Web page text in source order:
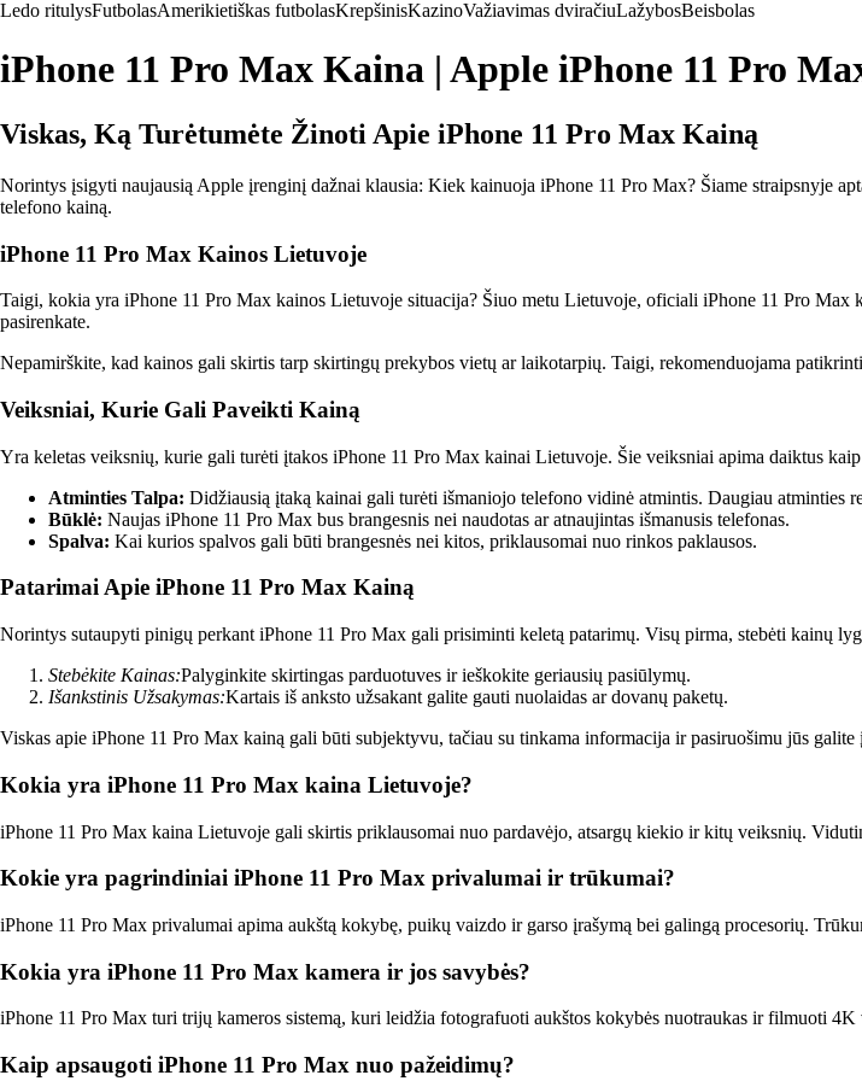
Ledo ritulysFutbolasAmerikietiškas futbolasKrepšinisKazinoVažiavimas dviračiuLažybosBeisbolas
iPhone 11 Pro Max Kaina | Apple iPhone 11 Pro
Viskas, Ką Turėtumėte Žinoti Apie iPhone 11 Pro Max Kainą
Norintys įsigyti naujausią Apple įrenginį dažnai klausia: Kiek kainuoja iPhone 11 Pro Max? Šiame straipsnyje
telefono kainą.
iPhone 11 Pro Max Kainos Lietuvoje
Taigi, kokia yra iPhone 11 Pro Max kainos Lietuvoje situacija? Šiuo metu Lietuvoje, oficiali iPhone 11 Pro
pasirenkate.
Nepamirškite, kad kainos gali skirtis tarp skirtingų prekybos vietų ar laikotarpių. Taigi, rekomenduojama
Veiksniai, Kurie Gali Paveikti Kainą
Yra keletas veiksnių, kurie gali turėti įtakos iPhone 11 Pro Max kainai Lietuvoje. Šie veiksniai apima daiktus
Atminties Talpa: Didžiausią įtaką kainai gali turėti išmaniojo telefono vidinė atmintis. Daugiau atminties
Būklė: Naujas iPhone 11 Pro Max bus brangesnis nei naudotas ar atnaujintas išmanusis telefonas.
Spalva: Kai kurios spalvos gali būti brangesnės nei kitos, priklausomai nuo rinkos paklausos.
Patarimai Apie iPhone 11 Pro Max Kainą
Norintys sutaupyti pinigų perkant iPhone 11 Pro Max gali prisiminti keletą patarimų. Visų pirma, stebėti kainų
Stebėkite Kainas:Palyginkite skirtingas parduotuves ir ieškokite geriausių pasiūlymų.
Išankstinis Užsakymas:Kartais iš anksto užsakant galite gauti nuolaidas ar dovanų paketų.
Viskas apie iPhone 11 Pro Max kainą gali būti subjektyvu, tačiau su tinkama informacija ir pasiruošimu jūs
Kokia yra iPhone 11 Pro Max kaina Lietuvoje?
iPhone 11 Pro Max kaina Lietuvoje gali skirtis priklausomai nuo pardavėjo, atsargų kiekio ir kitų veiksnių.
Kokie yra pagrindiniai iPhone 11 Pro Max privalumai ir trūkumai?
iPhone 11 Pro Max privalumai apima aukštą kokybę, puikų vaizdo ir garso įrašymą bei galingą procesorių.
Kokia yra iPhone 11 Pro Max kamera ir jos savybės?
iPhone 11 Pro Max turi trijų kameros sistemą, kuri leidžia fotografuoti aukštos kokybės nuotraukas ir filmuoti
Kaip apsaugoti iPhone 11 Pro Max nuo pažeidimų?